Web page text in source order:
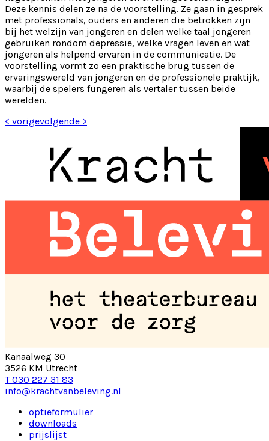
Deze kennis delen ze na de voorstelling. Ze gaan in gesprek
met professionals, ouders en anderen die betrokken zijn
bij het welzijn van jongeren en delen welke taal jongeren
gebruiken rondom depressie, welke vragen leven en wat
jongeren als helpend ervaren in de communicatie. De
voorstelling vormt zo een praktische brug tussen de
ervaringswereld van jongeren en de professionele praktijk,
waarbij de spelers fungeren als vertaler tussen beide
werelden.
< vorigevolgende >
Kanaalweg 30
3526 KM Utrecht
T 030 227 31 83
info@krachtvanbeleving.nl
optieformulier
downloads
prijslijst